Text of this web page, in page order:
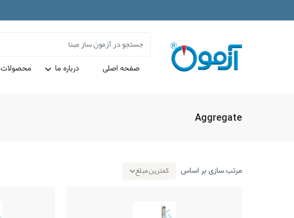
صفحه اصلی درباره ما محصولات
Aggregate
مرتب سازی بر اساس کمترین مبلغ